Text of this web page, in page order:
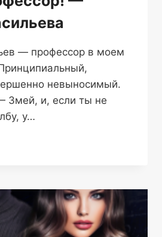
— профессор в моем
невыносимый.
Змей, и, если ты не
у…